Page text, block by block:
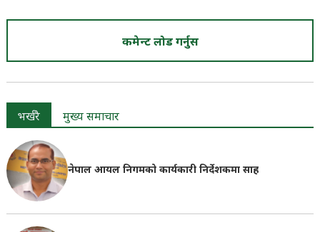
कमेन्ट लोड गर्नुस
भर्खरै मुख्य समाचार
नेपाल आयल निगमको कार्यकारी निर्देशकमा साह